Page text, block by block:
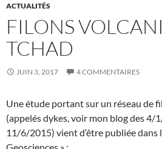
ACTUALITÉS
FILONS
TCHAD
JUIN 3, 2017 4 COMMENTAIRES
Une étude portant sur un réseau de
(appelés dykes, voir mon blog des 4/
11/6/2015) vient d‘être publiée dans
Geosciences » :